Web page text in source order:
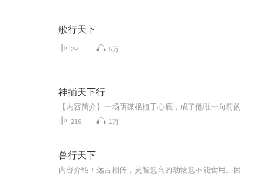
歌行天下
29 5万
神捕天下行
216 1万
兽行天下